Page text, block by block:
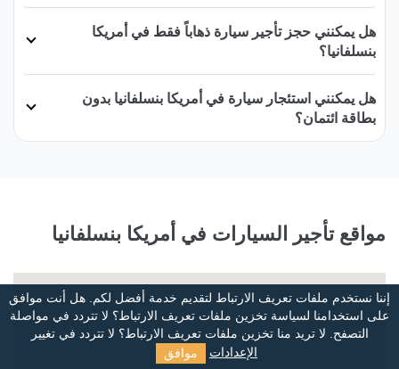
هل يمكنني حجز تأجير سيارة ذهاباً فقط في أمريكا
بنسلفانيا؟
هل يمكنني استئجار سيارة في أمريكا بنسلفانيا بدون
بطاقة ائتمان؟
مواقع تأجير السيارات في أمريكا بنسلفانيا
إننا نستخدم ملفات تعريف الارتباط لتقديم خدمة أفضل لكم. هل أنت موافق
على استخدامنا لسياسة تخزين ملفات تعريف الارتباط؟ لا تتردد في مواصلة
التصفح. لا تريد منا تخزين ملفات تعريف الارتباط؟ لا تتردد في تغيير
الإعدادات
موافق